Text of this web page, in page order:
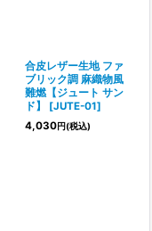
合皮レザー生地 ファ
ブリック調 麻織物風
難燃【ジュート サン
ド】
[JUTE-01]
4,030円(税込)